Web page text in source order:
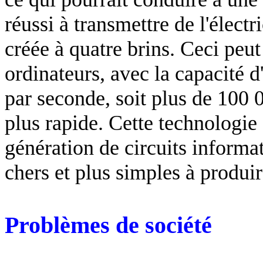
réussi à transmettre de
créée à quatre brins. Ceci
ordinateurs, avec la capacité
par seconde, soit plus de 100
plus rapide. Cette
génération de circuits
chers et plus simples à
Problèmes de société